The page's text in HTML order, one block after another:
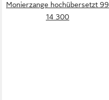
Monierzange hochübersetzt 99
14 300